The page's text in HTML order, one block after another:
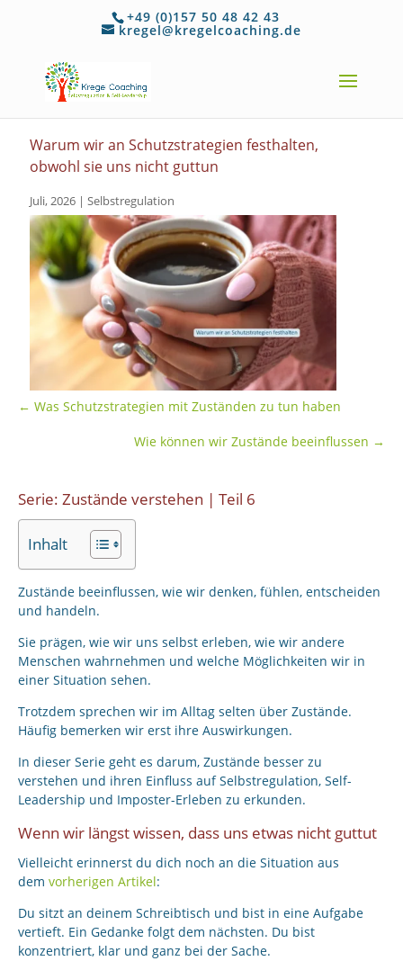
+49 (0)157 50 48 42 43
kregel@kregelcoaching.de
Warum wir an Schutzstrategien festhalten,
obwohl sie uns nicht guttun
Juli, 2026 | Selbstregulation
← Was Schutzstrategien mit Zuständen zu tun haben
Wie können wir Zustände beeinflussen →
Serie: Zustände verstehen | Teil 6
Inhalt
Zustände beeinflussen, wie wir denken, fühlen, entscheiden
und handeln.
Sie prägen, wie wir uns selbst erleben, wie wir andere
Menschen wahrnehmen und welche Möglichkeiten wir in
einer Situation sehen.
Trotzdem sprechen wir im Alltag selten über Zustände.
Häufig bemerken wir erst ihre Auswirkungen.
In dieser Serie geht es darum, Zustände besser zu
verstehen und ihren Einfluss auf Selbstregulation, Self-
Leadership und Imposter-Erleben zu erkunden.
Wenn wir längst wissen, dass uns etwas nicht guttut
Vielleicht erinnerst du dich noch an die Situation aus
dem vorherigen Artikel:
Du sitzt an deinem Schreibtisch und bist in eine Aufgabe
vertieft. Ein Gedanke folgt dem nächsten. Du bist
konzentriert, klar und ganz bei der Sache.